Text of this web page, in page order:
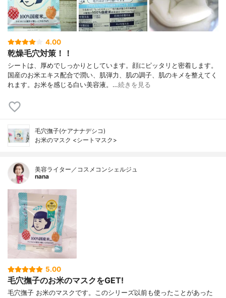
4.00
乾燥毛穴対策！！
シートは、厚めでしっかりとしています。顔にピッタリと密着します。
国産のお米エキス配合で潤い、肌弾力、肌の調子、肌のキメを整えてく
れます。お米を感じる白い美容液。…続きを見る
毛穴撫子(ケアナナデシコ)
お米のマスク <シートマスク>
美容ライター／コスメコンシェルジュ
nana
5.00
毛穴撫子のお米のマスクをGET!
毛穴撫子 お米のマスクです。このシリーズ以前も使ったことがあった